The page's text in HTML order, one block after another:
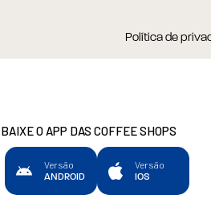
Política de
BAIXE O APP DAS COFFEE SHOPS
Versão
ANDROID
Versão
IOS